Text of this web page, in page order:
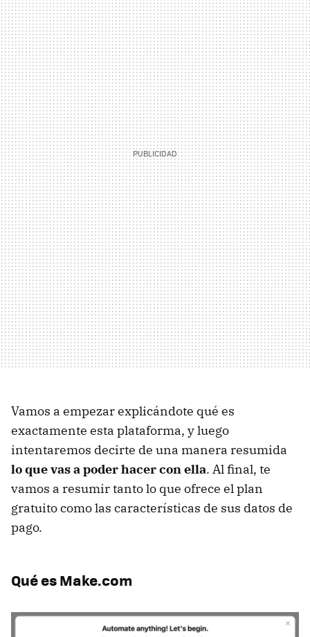
Vamos a empezar explicándote qué es
exactamente esta plataforma, y luego
intentaremos decirte de una manera resumida
lo que vas a poder hacer con ella. Al final, te
vamos a resumir tanto lo que ofrece el plan
gratuito como las características de sus datos de
pago.
Qué es Make.com